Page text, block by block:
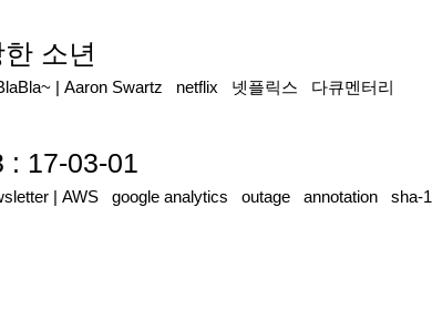
소년
| Aaron Swartz netflix 넷플릭스 다큐멘터리
: 17-03-01
| AWS google analytics outage annotation sha-1